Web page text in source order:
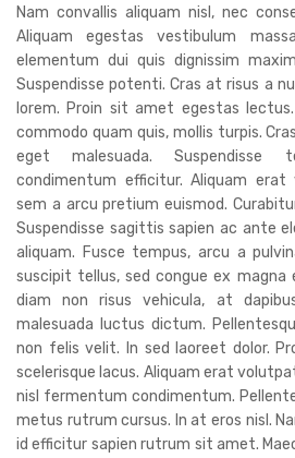
Nam convallis aliquam nisl, nec
Aliquam egestas vestibulum
elementum dui quis dignissim
Suspendisse potenti. Cras at risus a
lorem. Proin sit amet egestas
commodo quam quis, mollis turpis.
eget malesuada. Suspendisse
condimentum efficitur. Aliquam
sem a arcu pretium euismod.
Suspendisse sagittis sapien ac ante
aliquam. Fusce tempus, arcu a
suscipit tellus, sed congue ex magna
diam non risus vehicula, at
malesuada luctus dictum.
non felis velit. In sed laoreet dolor.
scelerisque lacus. Aliquam erat
nisl fermentum condimentum.
metus rutrum cursus. In at eros nisl.
id efficitur sapien rutrum sit amet.